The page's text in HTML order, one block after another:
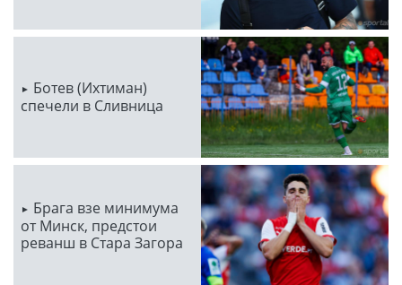
Ботев (Ихтиман)
спечели в Сливница
Брага взе минимума
от Минск, предстои
реванш в Стара Загора